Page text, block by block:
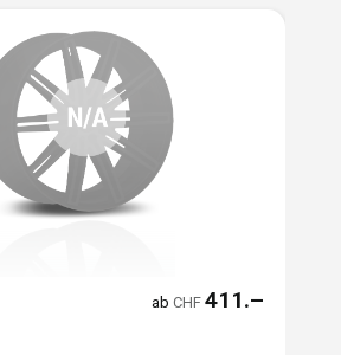
abCHF 411.–